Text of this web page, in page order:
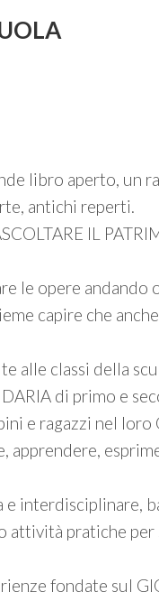
libro aperto, un
antichi reperti.
IL
le opere
capire che
alle classi della
di primo e
e ragazzi nel
apprendere,
interdisciplinare,
attività pratiche
fondate sul